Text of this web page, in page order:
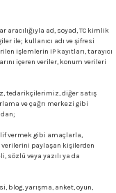
ad, soyad, TC kimlik
ile; kullanıcı adı ve şifresi
işlemlerin IP kayıtları, tarayıcı
içeren veriler, konum verileri
tedarikçilerimiz, diğer satış
ve çağrı merkezi gibi
vermek gibi amaçlarla,
paylaşan kişilerden
sözlü veya yazılı ya da
blog, yarışma, anket, oyun,